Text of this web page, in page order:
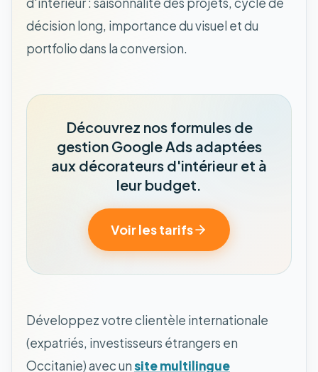
décision long, importance du visuel et du
portfolio dans la conversion.
Découvrez nos formules de
gestion Google Ads adaptées
aux décorateurs d'intérieur et à
leur budget.
Voir les tarifs
Développez votre clientèle internationale
(expatriés, investisseurs étrangers en
Occitanie) avec unsite multilingue